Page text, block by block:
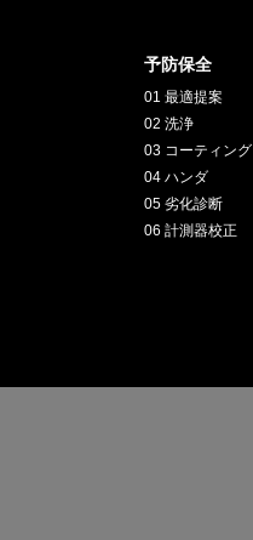
取り組み
予防保全
01 最適提案
02 洗浄
03 コーティング
04 ハンダ
05 劣化診断
06 計測器校正